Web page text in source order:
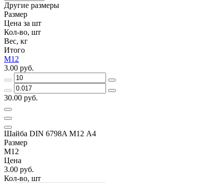
Другие размеры
Размер
Цена за шт
Кол-во, шт
Вес, кг
Итого
М12
3.00 руб.
30.00 руб.
Шайба DIN 6798A М12 А4
Размер
М12
Цена
3.00 руб.
Кол-во, шт